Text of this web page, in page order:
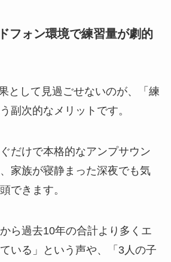
フォン環境で練習量が劇的
として見過ごせないのが、「練
副次的なメリットです。
だけで本格的なアンプサウン
家族が寝静まった深夜でも気
できます。
ら過去10年の合計より多くエ
いる」という声や、「3人の子